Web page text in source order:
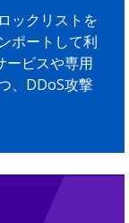
ックリストを
ポートして利
ービスや専用
、DDoS攻撃